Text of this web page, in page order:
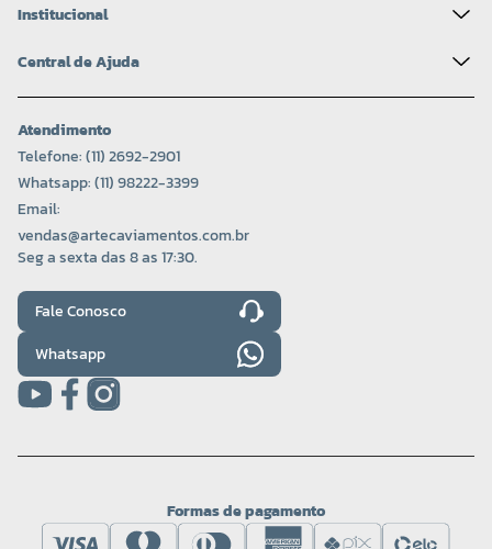
Institucional
Central de Ajuda
Atendimento
Telefone: (11) 2692-2901
Whatsapp: (11) 98222-3399
Email:
vendas@artecaviamentos.com.br
Seg a sexta das 8 as 17:30.
Fale Conosco
Whatsapp
Formas de pagamento